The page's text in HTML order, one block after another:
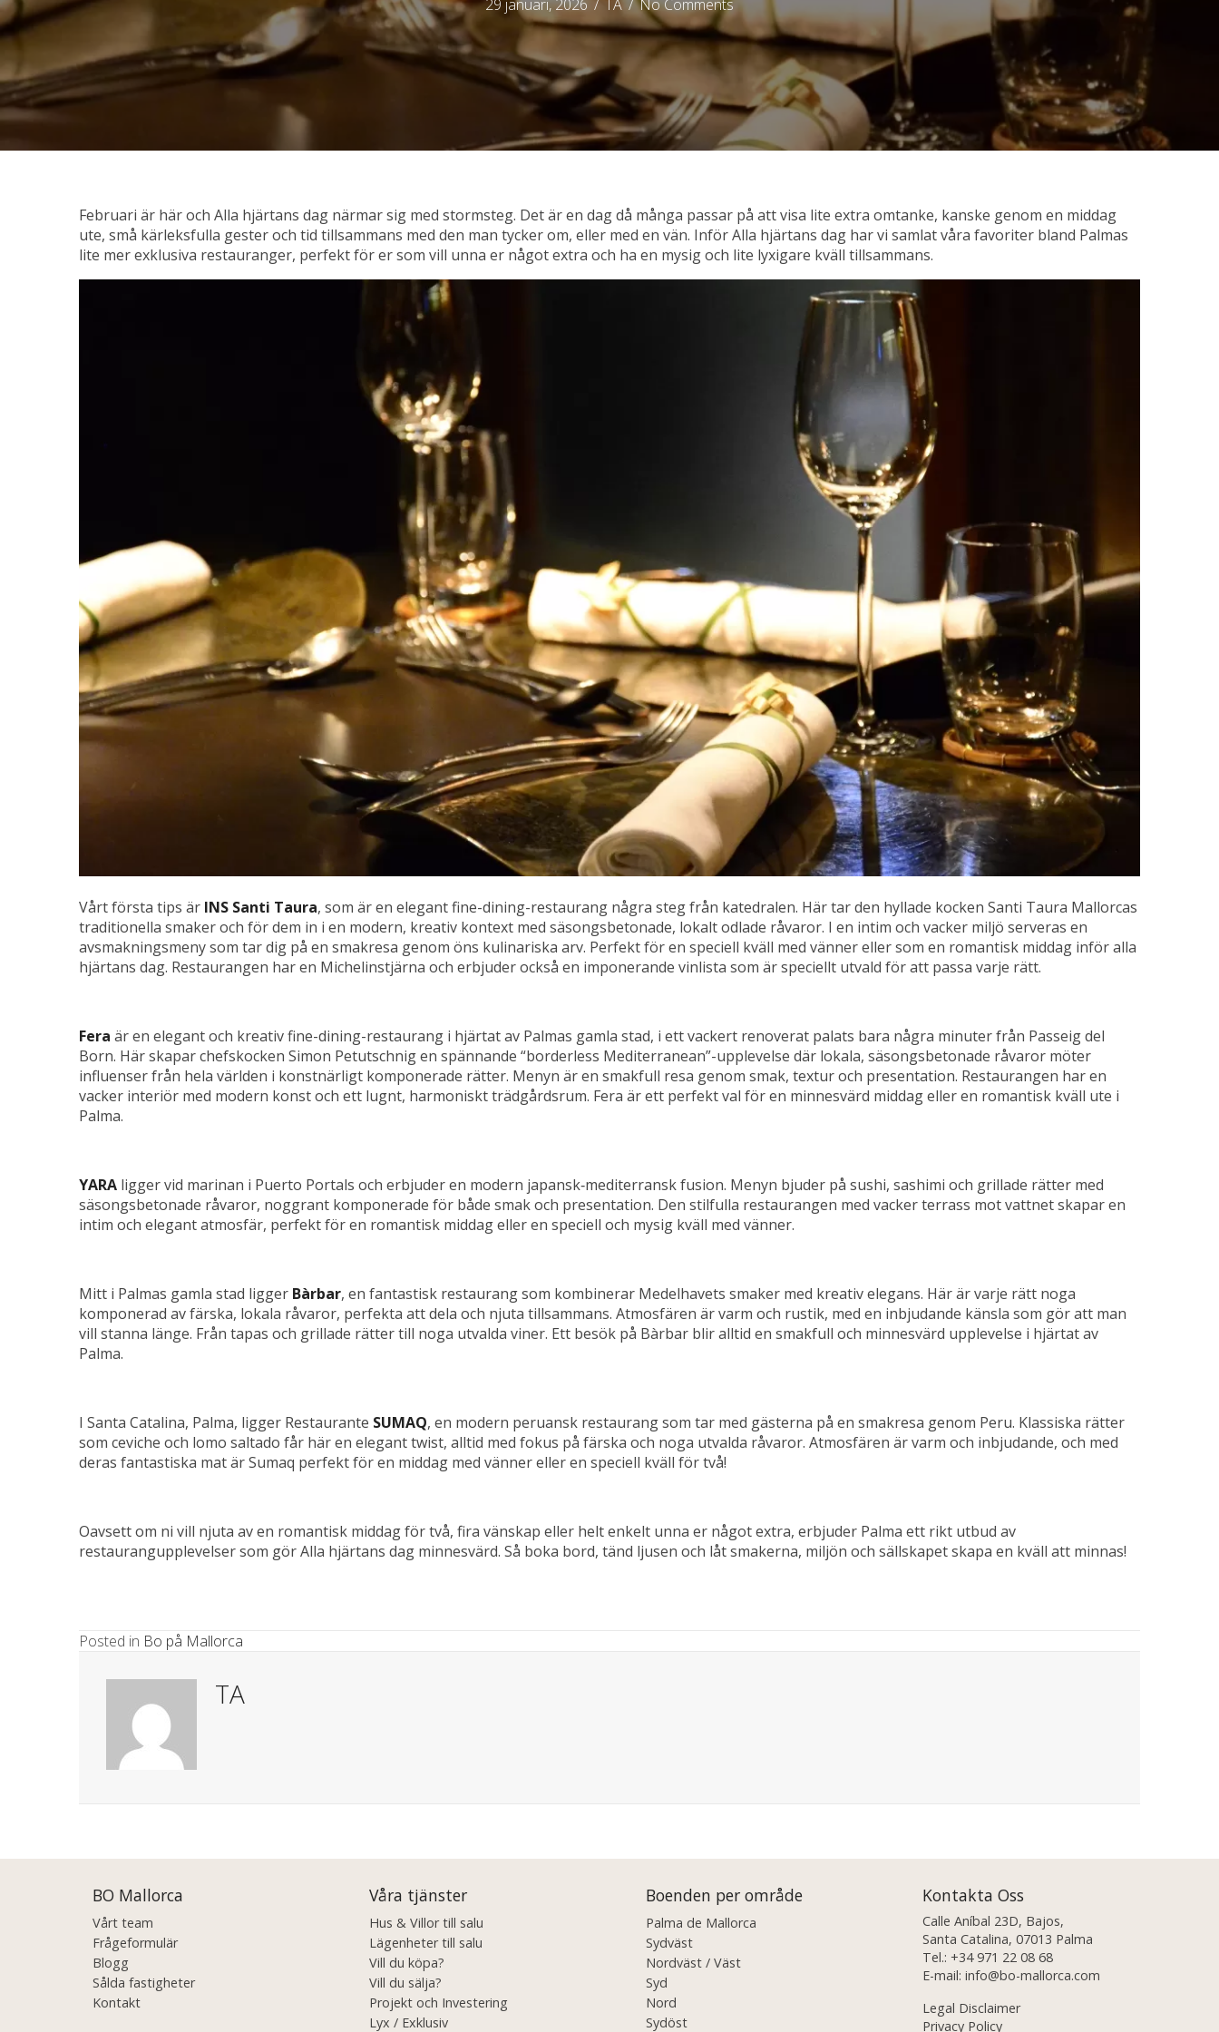
29 januari, 2026 /TA/No Comments
Februari är här och Alla hjärtans dag närmar sig med stormsteg. Det är en dag då många passar på att visa lite extra omtanke, kanske genom en middag
ute, små kärleksfulla gester och tid tillsammans med den man tycker om, eller med en vän. Inför Alla hjärtans dag har vi samlat våra favoriter bland Palmas
lite mer exklusiva restauranger, perfekt för er som vill unna er något extra och ha en mysig och lite lyxigare kväll tillsammans.
Vårt första tips är INS Santi Taura, som är en elegant fine-dining-restaurang några steg från katedralen. Här tar den hyllade kocken Santi Taura Mallorcas
traditionella smaker och för dem in i en modern, kreativ kontext med säsongsbetonade, lokalt odlade råvaror. I en intim och vacker miljö serveras en
avsmakningsmeny som tar dig på en smakresa genom öns kulinariska arv. Perfekt för en speciell kväll med vänner eller som en romantisk middag inför alla
hjärtans dag. Restaurangen har en Michelinstjärna och erbjuder också en imponerande vinlista som är speciellt utvald för att passa varje rätt.
Fera är en elegant och kreativ fine-dining-restaurang i hjärtat av Palmas gamla stad, i ett vackert renoverat palats bara några minuter från Passeig del
Born. Här skapar chefskocken Simon Petutschnig en spännande “borderless Mediterranean”-upplevelse där lokala, säsongsbetonade råvaror möter
influenser från hela världen i konstnärligt komponerade rätter. Menyn är en smakfull resa genom smak, textur och presentation. Restaurangen har en
vacker interiör med modern konst och ett lugnt, harmoniskt trädgårdsrum. Fera är ett perfekt val för en minnesvärd middag eller en romantisk kväll ute i
Palma.
YARA ligger vid marinan i Puerto Portals och erbjuder en modern japansk‑mediterransk fusion. Menyn bjuder på sushi, sashimi och grillade rätter med
säsongsbetonade råvaror, noggrant komponerade för både smak och presentation. Den stilfulla restaurangen med vacker terrass mot vattnet skapar en
intim och elegant atmosfär, perfekt för en romantisk middag eller en speciell och mysig kväll med vänner.
Mitt i Palmas gamla stad ligger Bàrbar, en fantastisk restaurang som kombinerar Medelhavets smaker med kreativ elegans. Här är varje rätt noga
komponerad av färska, lokala råvaror, perfekta att dela och njuta tillsammans. Atmosfären är varm och rustik, med en inbjudande känsla som gör att man
vill stanna länge. Från tapas och grillade rätter till noga utvalda viner. Ett besök på Bàrbar blir alltid en smakfull och minnesvärd upplevelse i hjärtat av
Palma.
I Santa Catalina, Palma, ligger Restaurante SUMAQ, en modern peruansk restaurang som tar med gästerna på en smakresa genom Peru. Klassiska rätter
som ceviche och lomo saltado får här en elegant twist, alltid med fokus på färska och noga utvalda råvaror. Atmosfären är varm och inbjudande, och med
deras fantastiska mat är Sumaq perfekt för en middag med vänner eller en speciell kväll för två!
Oavsett om ni vill njuta av en romantisk middag för två, fira vänskap eller helt enkelt unna er något extra, erbjuder Palma ett rikt utbud av
restaurangupplevelser som gör Alla hjärtans dag minnesvärd. Så boka bord, tänd ljusen och låt smakerna, miljön och sällskapet skapa en kväll att minnas!
Posted in Bo på Mallorca
TA
navigation
BO Mallorca
Vårt team
Frågeformulär
Blogg
Sålda fastigheter
Kontakt
Våra tjänster
Hus & Villor till salu
Lägenheter till salu
Vill du köpa?
Vill du sälja?
Projekt och Investering
Lyx / Exklusiv
Boenden per område
Palma de Mallorca
Sydväst
Nordväst / Väst
Syd
Nord
Sydöst
Kontakta Oss
Calle Aníbal 23D, Bajos,
Santa Catalina, 07013 Palma
Tel.: +34 971 22 08 68
E-mail: info@bo-mallorca.com
Legal Disclaimer
Privacy Policy